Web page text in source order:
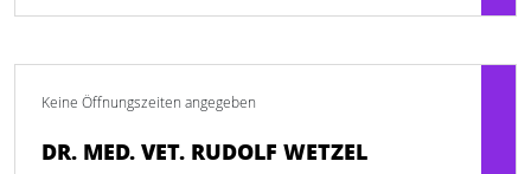
Keine Öffnungszeiten angegeben
DR. MED. VET. RUDOLF WETZEL